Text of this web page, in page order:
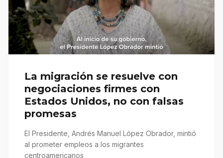
La migración se resuelve con
negociaciones firmes con
Estados Unidos, no con falsas
promesas
El Presidente, Andrés Manuel López Obrador, mintió
al prometer empleos a los migrantes
centroamericanos